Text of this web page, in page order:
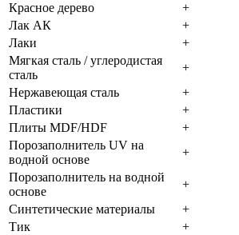
Красное дерево
+
Лак АК
+
Лаки
+
Мягкая сталь / углеродистая
сталь
+
Нержавеющая сталь
+
Пластики
+
Плиты MDF/HDF
+
Порозаполнитель UV на
водной основе
+
Порозаполнитель на водной
основе
+
Синтетические материалы
+
Тик
+